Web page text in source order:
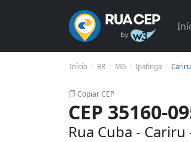
Início BR MG Ipatinga Cariru
Copiar CEP
CEP 35160-
Rua Cuba -